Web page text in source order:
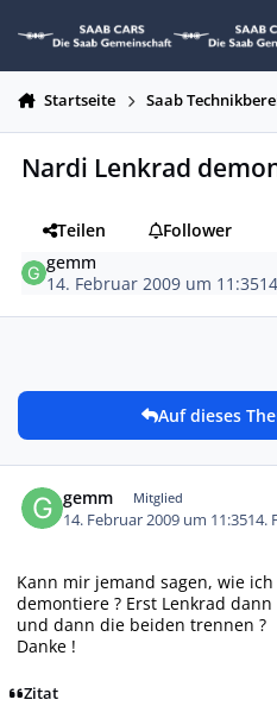
Startseite Saab
Nardi Lenkrad
Teilen
Follower
gemm
14. Februar 2009 um 11:35
Auf dieses
gemm Mitglied
14. Februar 2009 um 11:3514.
Kann mir jemand sagen, wie
demontiere ? Erst Lenkrad
und dann die beiden trennen ?
Danke !
Zitat